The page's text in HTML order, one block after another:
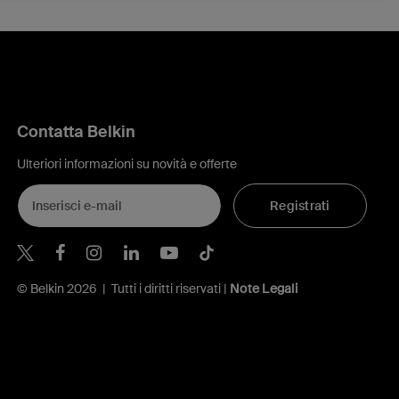
Contatta Belkin
Ulteriori informazioni su novità e offerte
Registrati
Belkin Twitter
Belkin Facebook
Belkin Instagram
Belkin LinkedIn
Belkin Youtube
Belkin TikTok
© Belkin 2026 | Tutti i diritti riservati | Note Legali